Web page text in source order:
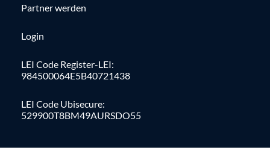
Partner werden
Login
LEI Code Register-LEI:
984500064E5B40721438
LEI Code Ubisecure:
529900T8BM49AURSDO55